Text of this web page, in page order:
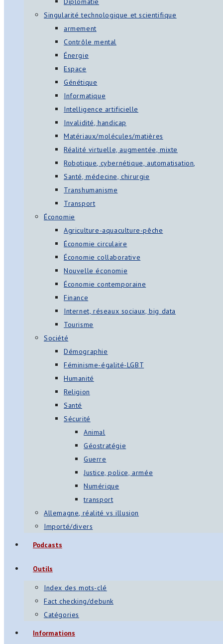
Singularité technologique et scientifique
armement
Contrôle mental
Énergie
Espace
Génétique
Informatique
Intelligence artificielle
Invalidité, handicap
Matériaux/molécules/matières
Réalité virtuelle, augmentée, mixte
Robotique, cybernétique, automatisation,
Santé, médecine, chirurgie
Transhumanisme
Transport
Économie
Agriculture-aquaculture-pêche
Économie circulaire
Économie collaborative
Nouvelle économie
Économie contemporaine
Finance
Internet, réseaux sociaux, big data
Tourisme
Société
Démographie
Féminisme-égalité-LGBT
Humanité
Religion
Santé
Sécurité
Animal
Géostratégie
Guerre
Justice, police, armée
Numérique
transport
Allemagne, réalité vs illusion
Importé/divers
Podcasts
Outils
Index des mots-clé
Fact checking/debunk
Catégories
Informations